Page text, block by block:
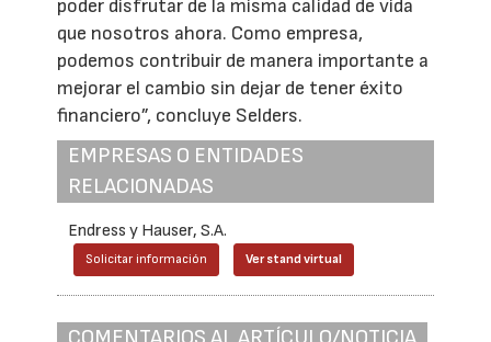
poder disfrutar de la misma calidad de vida
que nosotros ahora. Como empresa,
podemos contribuir de manera importante a
mejorar el cambio sin dejar de tener éxito
financiero”, concluye Selders.
EMPRESAS O ENTIDADES
RELACIONADAS
Endress y Hauser, S.A.
Solicitar información Ver stand virtual